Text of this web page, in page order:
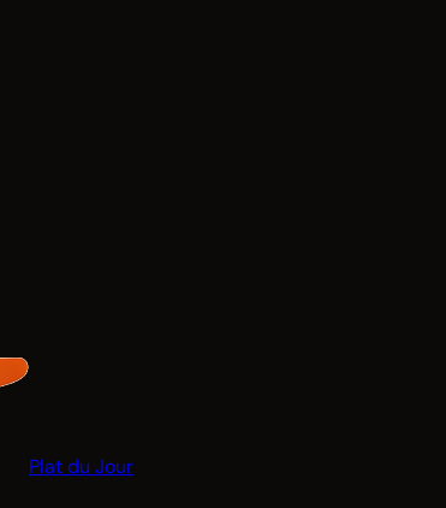
Plat du Jour